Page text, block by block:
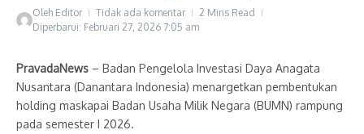
Oleh Editor Tidak ada komentar
2 Mins Read
Diperbarui: Februari 27, 2026 7:05 am
PravadaNews – Badan Pengelola Investasi Daya Anagata
Nusantara (Danantara Indonesia) menargetkan pembentukan
holding maskapai Badan Usaha Milik Negara (BUMN) rampung
pada semester I 2026.